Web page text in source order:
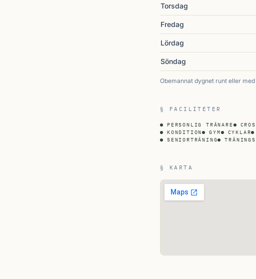
Torsdag
Fredag
Lördag
Söndag
Obemannat dygnet runt eller
§ FACILITETER
PERSONLIG TRÄNARE
KONDITION
GYM CYKLAR
SENIORTRÄNING
§ KARTA